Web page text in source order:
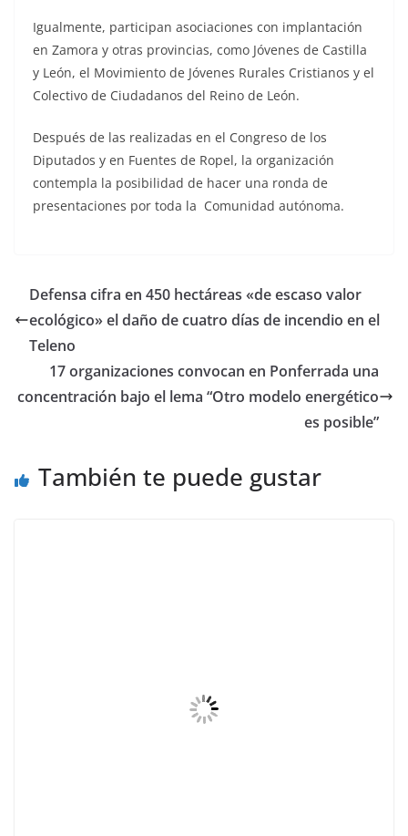
Igualmente, participan asociaciones con implantación
en Zamora y otras provincias, como Jóvenes de Castilla
y León, el Movimiento de Jóvenes Rurales Cristianos y el
Colectivo de Ciudadanos del Reino de León.
Después de las realizadas en el Congreso de los
Diputados y en Fuentes de Ropel, la organización
contempla la posibilidad de hacer una ronda de
presentaciones por toda la Comunidad autónoma.
Defensa cifra en 450 hectáreas «de escaso valor
ecológico» el daño de cuatro días de incendio en el
Teleno
17 organizaciones convocan en Ponferrada una
concentración bajo el lema “Otro modelo energético
es posible”
También te puede gustar